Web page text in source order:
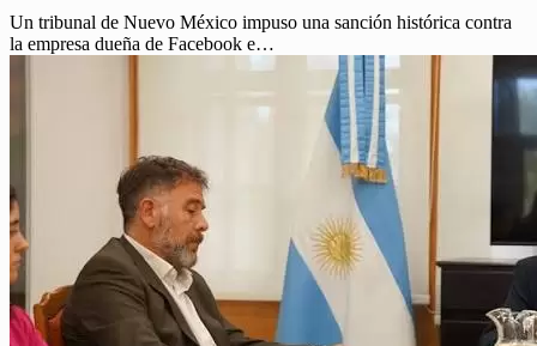
Un tribunal de Nuevo México impuso una sanción histórica contra
la empresa dueña de Facebook e…